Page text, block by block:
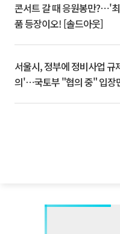
콘서트 갈 때 응원봉만?⋯'
품 등장이오! [솔드아웃]
서울시, 정부에 정비사업 규
의'⋯국토부 "협의 중" 입장